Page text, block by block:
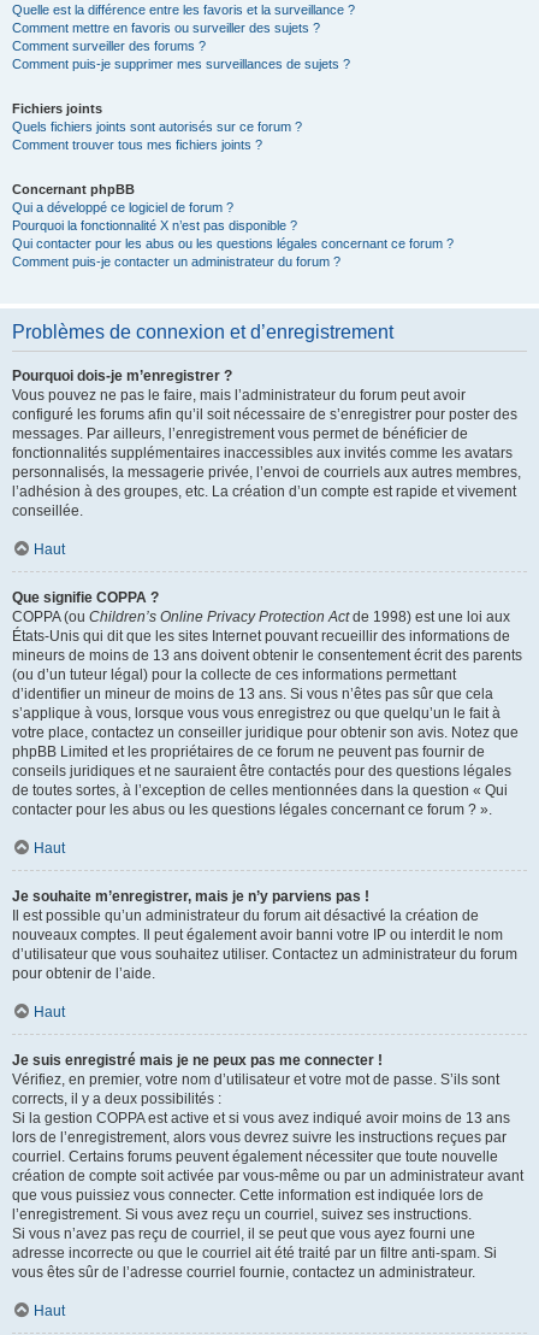
Quelle est la différence entre les favoris et la surveillance ?
Comment mettre en favoris ou surveiller des sujets ?
Comment surveiller des forums ?
Comment puis-je supprimer mes surveillances de sujets ?
Fichiers joints
Quels fichiers joints sont autorisés sur ce forum ?
Comment trouver tous mes fichiers joints ?
Concernant phpBB
Qui a développé ce logiciel de forum ?
Pourquoi la fonctionnalité X n’est pas disponible ?
Qui contacter pour les abus ou les questions légales concernant ce forum ?
Comment puis-je contacter un administrateur du forum ?
Problèmes de connexion et d’enregistrement
Pourquoi dois-je m’enregistrer ?
Vous pouvez ne pas le faire, mais l’administrateur du forum peut avoir
configuré les forums afin qu’il soit nécessaire de s’enregistrer pour poster des
messages. Par ailleurs, l’enregistrement vous permet de bénéficier de
fonctionnalités supplémentaires inaccessibles aux invités comme les avatars
personnalisés, la messagerie privée, l’envoi de courriels aux autres membres,
l’adhésion à des groupes, etc. La création d’un compte est rapide et vivement
conseillée.
Haut
Que signifie COPPA ?
COPPA (ou Children’s Online Privacy Protection Actde 1998) est une loi aux
États-Unis qui dit que les sites Internet pouvant recueillir des informations de
mineurs de moins de 13 ans doivent obtenir le consentement écrit des parents
(ou d’un tuteur légal) pour la collecte de ces informations permettant
d’identifier un mineur de moins de 13 ans. Si vous n’êtes pas sûr que cela
s’applique à vous, lorsque vous vous enregistrez ou que quelqu’un le fait à
votre place, contactez un conseiller juridique pour obtenir son avis. Notez que
phpBB Limited et les propriétaires de ce forum ne peuvent pas fournir de
conseils juridiques et ne sauraient être contactés pour des questions légales
de toutes sortes, à l’exception de celles mentionnées dans la question « Qui
contacter pour les abus ou les questions légales concernant ce forum ? ».
Haut
Je souhaite m’enregistrer, mais je n’y parviens pas !
Il est possible qu’un administrateur du forum ait désactivé la création de
nouveaux comptes. Il peut également avoir banni votre IP ou interdit le nom
d’utilisateur que vous souhaitez utiliser. Contactez un administrateur du forum
pour obtenir de l’aide.
Haut
Je suis enregistré mais je ne peux pas me connecter !
Vérifiez, en premier, votre nom d’utilisateur et votre mot de passe. S’ils sont
corrects, il y a deux possibilités :
Si la gestion COPPA est active et si vous avez indiqué avoir moins de 13 ans
lors de l’enregistrement, alors vous devrez suivre les instructions reçues par
courriel. Certains forums peuvent également nécessiter que toute nouvelle
création de compte soit activée par vous-même ou par un administrateur avant
que vous puissiez vous connecter. Cette information est indiquée lors de
l’enregistrement. Si vous avez reçu un courriel, suivez ses instructions.
Si vous n’avez pas reçu de courriel, il se peut que vous ayez fourni une
adresse incorrecte ou que le courriel ait été traité par un filtre anti-spam. Si
vous êtes sûr de l’adresse courriel fournie, contactez un administrateur.
Haut